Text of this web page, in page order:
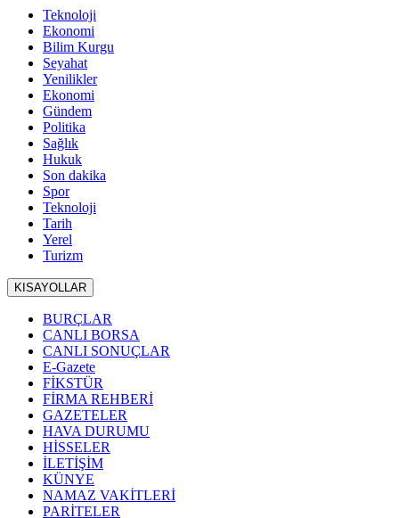
Teknoloji
Ekonomi
Bilim Kurgu
Seyahat
Yenilikler
Ekonomi
Gündem
Politika
Sağlık
Hukuk
Son dakika
Spor
Teknoloji
Tarih
Yerel
Turizm
KISAYOLLAR
BURÇLAR
CANLI BORSA
CANLI SONUÇLAR
E-Gazete
FİKSTÜR
FİRMA REHBERİ
GAZETELER
HAVA DURUMU
HİSSELER
İLETİŞİM
KÜNYE
NAMAZ VAKİTLERİ
PARİTELER